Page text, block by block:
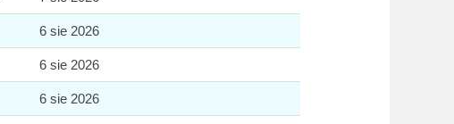
6 sie 2026
6 sie 2026
6 sie 2026